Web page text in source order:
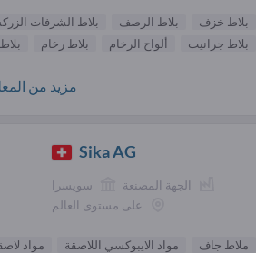
بلاط خزف بلاط الرصف بلاط الشرفات
بلاط جرانيت
ألواح الرخام بلاط رخام
مزيد من
Sika AG
الجهة المصنعة
سويسرا
على مستوى العالم
ملاط جاف مواد الايبوكسي اللاصقة مواد